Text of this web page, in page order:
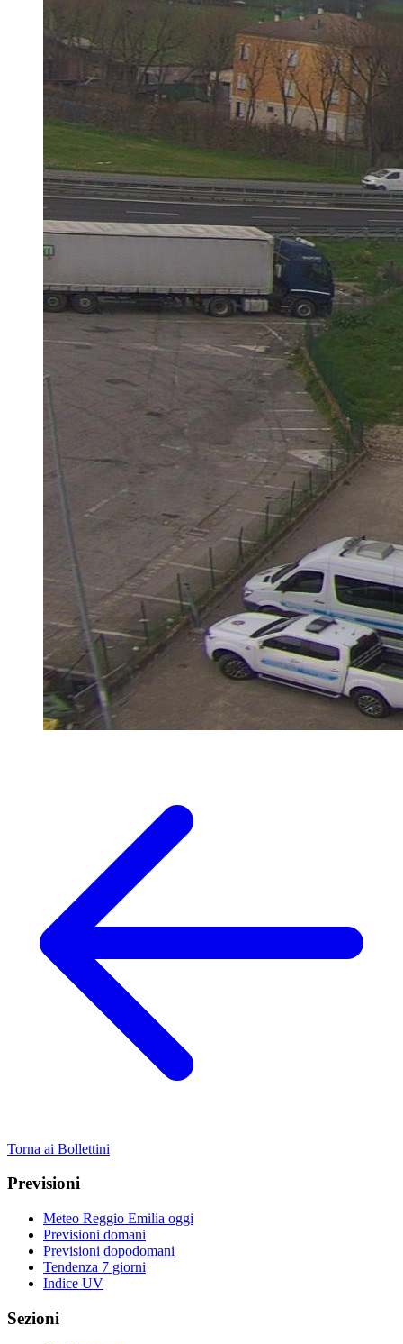
Torna ai Bollettini
Previsioni
Meteo Reggio Emilia oggi
Previsioni domani
Previsioni dopodomani
Tendenza 7 giorni
Indice UV
Sezioni